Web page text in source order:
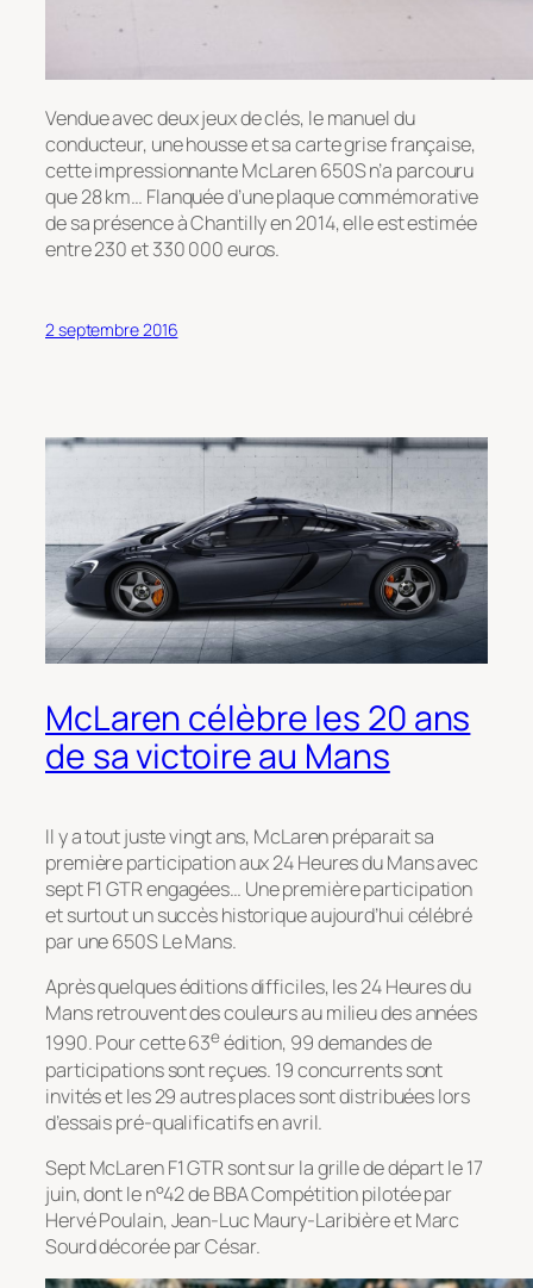
Vendue avec deux jeux de clés, le manuel du
conducteur, une housse et sa carte grise française,
cette impressionnante McLaren 650S n’a parcouru
que 28 km… Flanquée d’une plaque commémorative
de sa présence à Chantilly en 2014, elle est estimée
entre 230 et 330 000 euros.
2 septembre 2016
McLaren célèbre les 20 ans
de sa victoire au Mans
Il y a tout juste vingt ans, McLaren préparait sa
première participation aux 24 Heures du Mans avec
sept F1 GTR engagées… Une première participation
et surtout un succès historique aujourd’hui célébré
par une 650S Le Mans.
Après quelques éditions difficiles, les 24 Heures du
Mans retrouvent des couleurs au milieu des années
1990. Pour cette 63eédition, 99 demandes de
participations sont reçues. 19 concurrents sont
invités et les 29 autres places sont distribuées lors
d’essais pré-qualificatifs en avril.
Sept McLaren F1 GTR sont sur la grille de départ le 17
juin, dont le n°42 de BBA Compétition pilotée par
Hervé Poulain, Jean-Luc Maury-Laribière et Marc
Sourd décorée par César.